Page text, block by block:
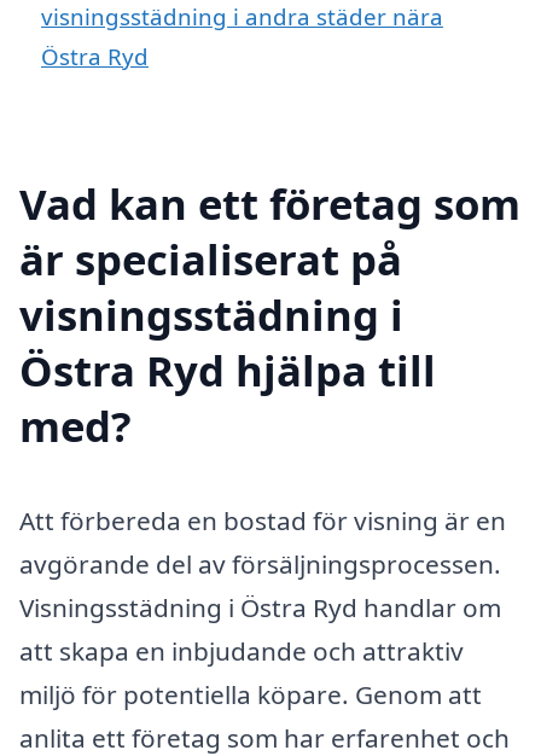
visningsstädning i andra städer nära
Östra Ryd
Vad kan ett företag som
är specialiserat på
visningsstädning i
Östra Ryd hjälpa till
med?
Att förbereda en bostad för visning är en
avgörande del av försäljningsprocessen.
Visningsstädning i Östra Ryd handlar om
att skapa en inbjudande och attraktiv
miljö för potentiella köpare. Genom att
anlita ett företag som har erfarenhet och